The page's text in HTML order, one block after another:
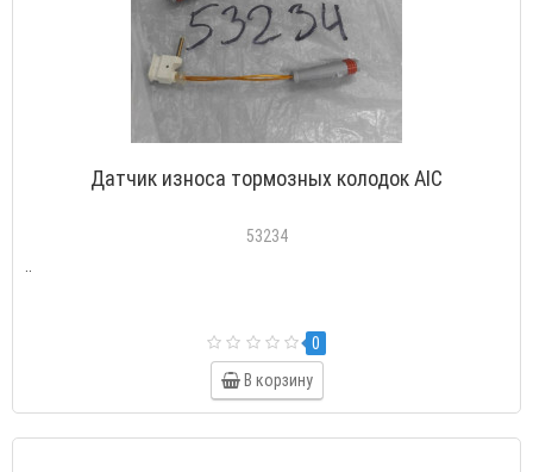
Датчик износа тормозных колодок AIC
53234
..
0
В корзину